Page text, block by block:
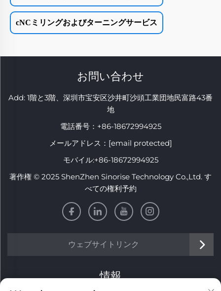
cNCミリングおよびターニングサービス
お問い合わせ
Add: 1階と3階、深圳市宝安区沙井町沙頭工業団地民富路43番
地
電話番号： +86-18672994925
メールアドレス： [email protected]
モバイル:+86-18672994925
著作権 © 2025 ShenZhen Sinorise Technology Co.,Ltd. す
べての権利予約
ウェブサイトリンク
情報